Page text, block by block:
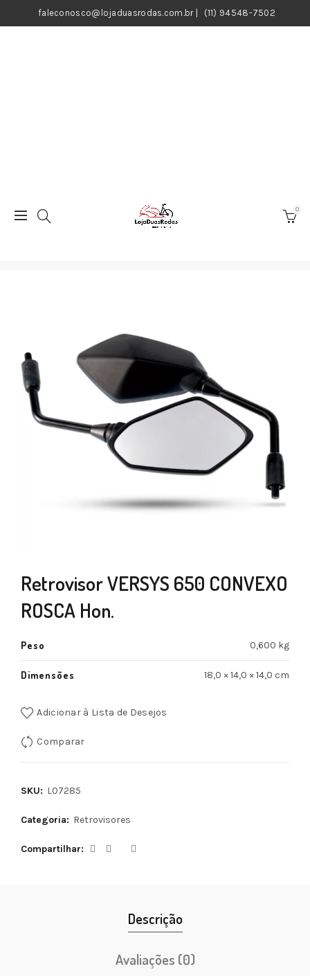
faleconosco@lojaduasrodas.com.br| (11) 94548-7502
0
Retrovisor VERSYS 650 CONVEXO
ROSCA Hon.
Peso 0,600 kg
Dimensões 18,0 × 14,0 × 14,0 cm
Adicionar à Lista de Desejos
Comparar
SKU: L07285
Categoria: Retrovisores
Compartilhar
Descrição
Avaliações (0)